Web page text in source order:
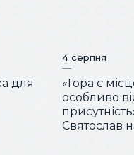
для
4 серпня
«Гора є
особливо
Святослав